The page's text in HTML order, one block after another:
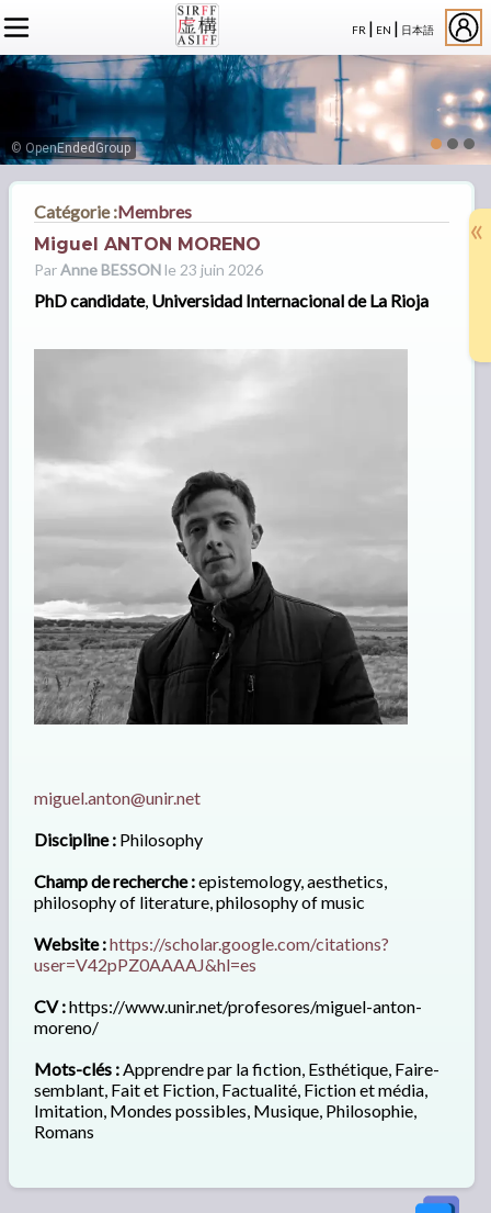
FR | EN | 日本語
L'ASSOCIATION
À PROPOS
ADHÉSION
CRÉDITS
ACTUALITÉS SIRFF
NOS CONGRÈS
SÉMINAIRES
PUBLICATIONS
ACTUALITÉS SUR LA FICTION
ÉVÉNEMENTS
PUBLICATIONS
MEMBRES
LE BUREAU
LE CONSEIL D’ADMINISTRATION
MEMBRES FONDATEURS
LES MEMBRES
© OpenEndedGroup
Catégorie :Membres
Miguel ANTON MORENO
ParAnne BESSONle 23 juin 2026
PhD candidate, Universidad Internacional de La Rioja
miguel.anton@unir.net
Discipline :Philosophy
Champ de recherche :epistemology, aesthetics,
philosophy of literature, philosophy of music
Website :https://scholar.google.com/citations?
user=V42pPZ0AAAAJ&hl=es
CV :https://www.unir.net/profesores/miguel-anton-
moreno/
Mots-clés :Apprendre par la fiction, Esthétique, Faire-
semblant, Fait et Fiction, Factualité, Fiction et média,
Imitation, Mondes possibles, Musique, Philosophie,
Romans
«